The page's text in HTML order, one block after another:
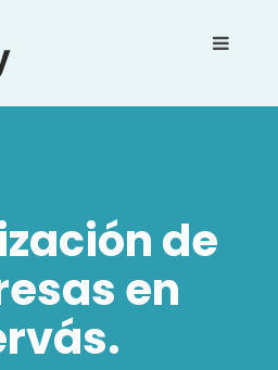
de
en